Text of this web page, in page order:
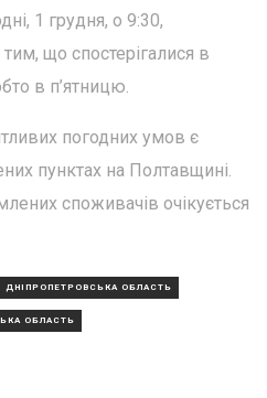
1 грудня, о 9:30,
що спостерігалися в
в п’ятницю.
погодних умов є
пунктах на Полтавщині.
споживачів очікується
ДНІПРОПЕТРОВСЬКА ОБЛАСТЬ
ОБЛАСТЬ